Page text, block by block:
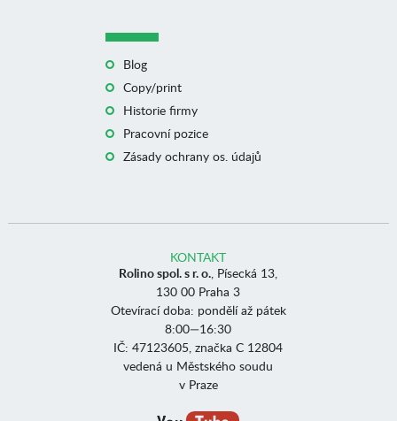
Blog
Copy/print
Historie firmy
Pracovní pozice
Zásady ochrany os. údajů
KONTAKT
Rolino spol. s r. o. , Písecká 13,
130 00 Praha 3
Otevírací doba: pondělí až pátek
8:00—16:30
IČ: 47123605, značka C 12804
vedená u Městského soudu
v Praze